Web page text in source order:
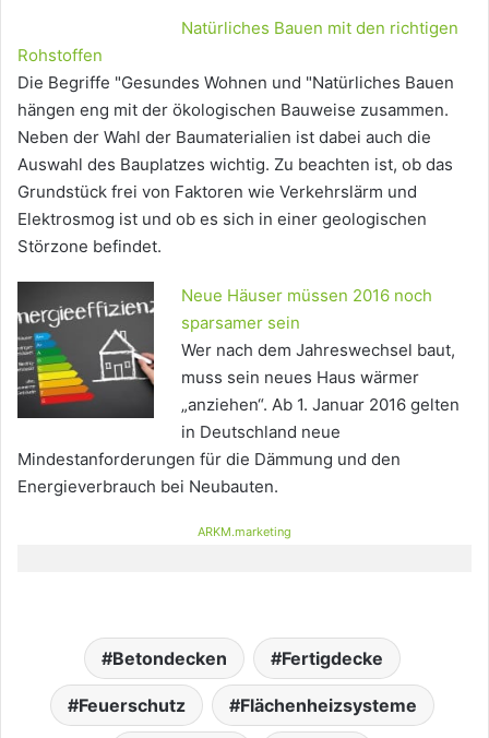
Natürliches Bauen mit den richtigen
Rohstoffen
Die Begriffe "Gesundes Wohnen und "Natürliches Bauen
hängen eng mit der ökologischen Bauweise zusammen.
Neben der Wahl der Baumaterialien ist dabei auch die
Auswahl des Bauplatzes wichtig. Zu beachten ist, ob das
Grundstück frei von Faktoren wie Verkehrslärm und
Elektrosmog ist und ob es sich in einer geologischen
Störzone befindet.
Neue Häuser müssen 2016 noch
sparsamer sein
Wer nach dem Jahreswechsel baut,
muss sein neues Haus wärmer
„anziehen“. Ab 1. Januar 2016 gelten
in Deutschland neue
Mindestanforderungen für die Dämmung und den
Energieverbrauch bei Neubauten.
ARKM.marketing
Betondecken Fertigdecke
Feuerschutz Flächenheizsysteme